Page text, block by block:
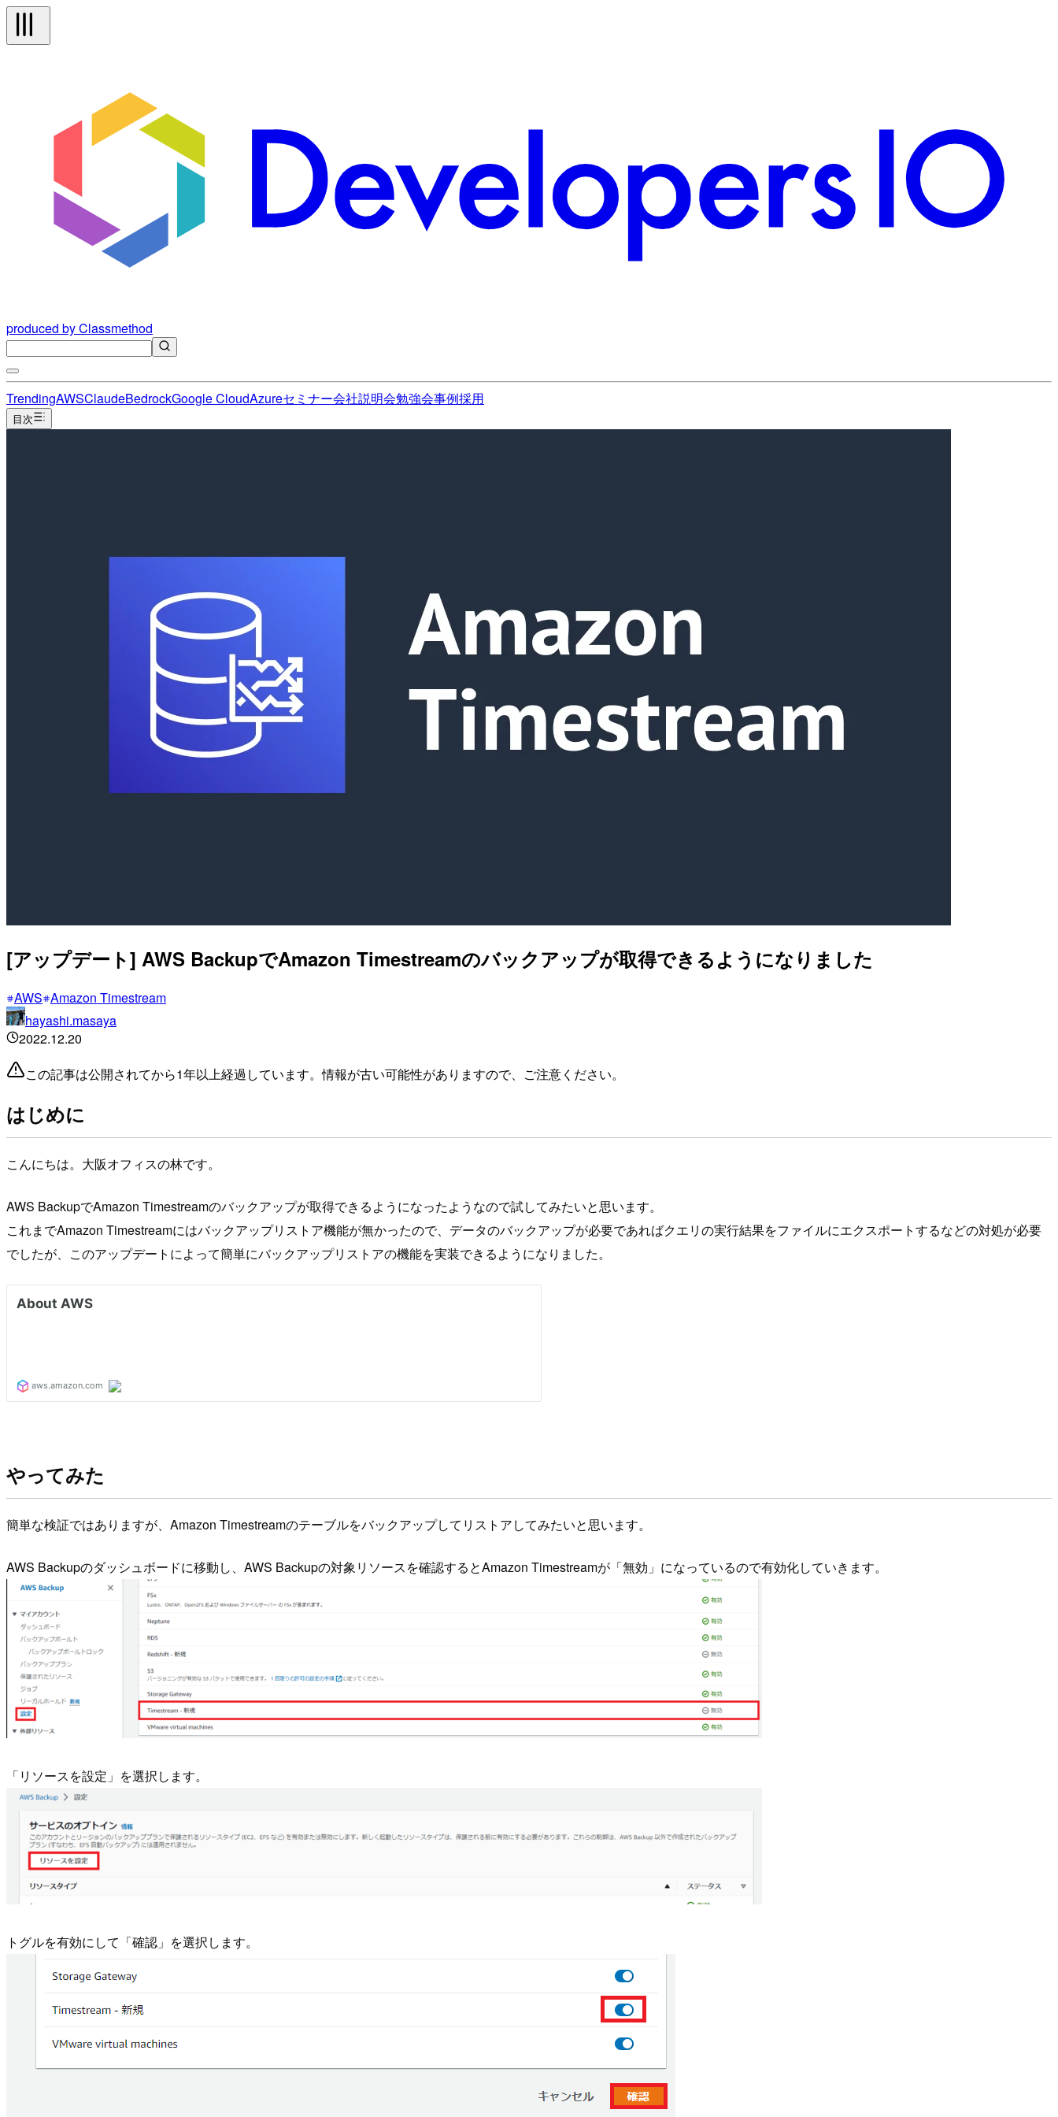
produced by Classmethod
TrendingAWSClaudeBedrockGoogle CloudAzureセミナー会社説明会勉強会事例採用
目次
[アップデート] AWS BackupでAmazon Timestreamのバックアップが取得できるようになりました
AWS Amazon Timestream
hayashi.masaya
2022.12.20
この記事は公開されてから1年以上経過しています。情報が古い可能性がありますので、ご注意ください。
はじめに
こんにちは。大阪オフィスの林です。
AWS BackupでAmazon Timestreamのバックアップが取得できるようになったようなので試してみたいと思います。
これまでAmazon Timestreamにはバックアップリストア機能が無かったので、データのバックアップが必要であればクエリの実行結果をファイルにエクスポートするなどの対処が必要
でしたが、このアップデートによって簡単にバックアップリストアの機能を実装できるようになりました。
やってみた
簡単な検証ではありますが、Amazon Timestreamのテーブルをバックアップしてリストアしてみたいと思います。
AWS Backupのダッシュボードに移動し、AWS Backupの対象リソースを確認するとAmazon Timestreamが「無効」になっているので有効化していきます。
「リソースを設定」を選択します。
トグルを有効にして「確認」を選択します。